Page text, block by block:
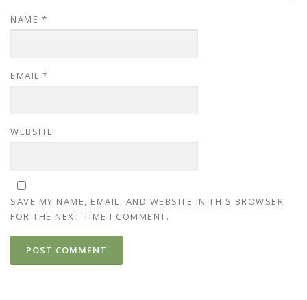
NAME *
EMAIL *
WEBSITE
SAVE MY NAME, EMAIL, AND WEBSITE IN THIS BROWSER
FOR THE NEXT TIME I COMMENT.